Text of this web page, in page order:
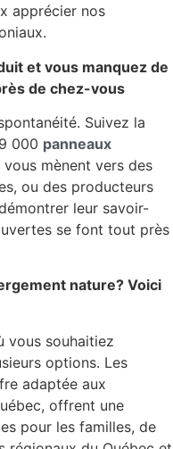
apprécier nos
et vous manquez de
de chez-vous
Suivez la
000 panneaux
mènent vers des
ou des producteurs
leur savoir-
se font tout près
nature? Voici
vous souhaitiez
options. Les
adaptée aux
offrent une
pour les familles, de